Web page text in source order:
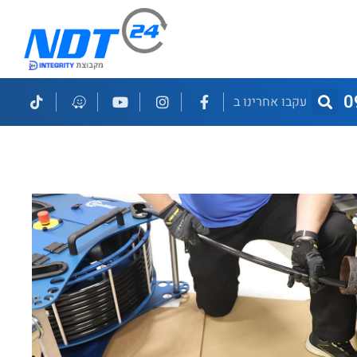
עקבו אחרינו ב